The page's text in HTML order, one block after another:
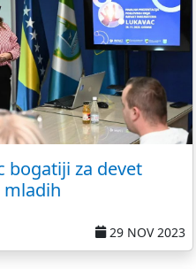
bogatiji za devet
mladih
29 NOV 2023